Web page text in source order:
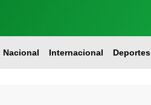
Nacional Internacional Deportes